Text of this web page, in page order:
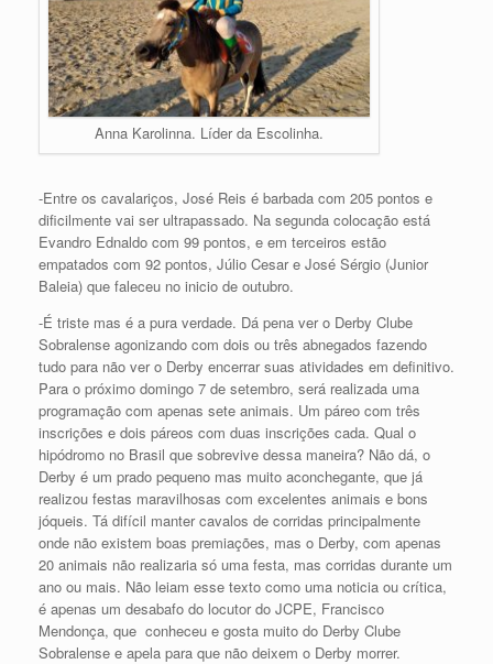
Anna Karolinna. Líder da Escolinha.
-Entre os cavalariços, José Reis é barbada com 205 pontos e
dificilmente vai ser ultrapassado. Na segunda colocação está
Evandro Ednaldo com 99 pontos, e em terceiros estão
empatados com 92 pontos, Júlio Cesar e José Sérgio (Junior
Baleia) que faleceu no inicio de outubro.
-É triste mas é a pura verdade. Dá pena ver o Derby Clube
Sobralense agonizando com dois ou três abnegados fazendo
tudo para não ver o Derby encerrar suas atividades em definitivo.
Para o próximo domingo 7 de setembro, será realizada uma
programação com apenas sete animais. Um páreo com três
inscrições e dois páreos com duas inscrições cada. Qual o
hipódromo no Brasil que sobrevive dessa maneira? Não dá, o
Derby é um prado pequeno mas muito aconchegante, que já
realizou festas maravilhosas com excelentes animais e bons
jóqueis. Tá difícil manter cavalos de corridas principalmente
onde não existem boas premiações, mas o Derby, com apenas
20 animais não realizaria só uma festa, mas corridas durante um
ano ou mais. Não leiam esse texto como uma noticia ou crítica,
é apenas um desabafo do locutor do JCPE, Francisco
Mendonça, que conheceu e gosta muito do Derby Clube
Sobralense e apela para que não deixem o Derby morrer.